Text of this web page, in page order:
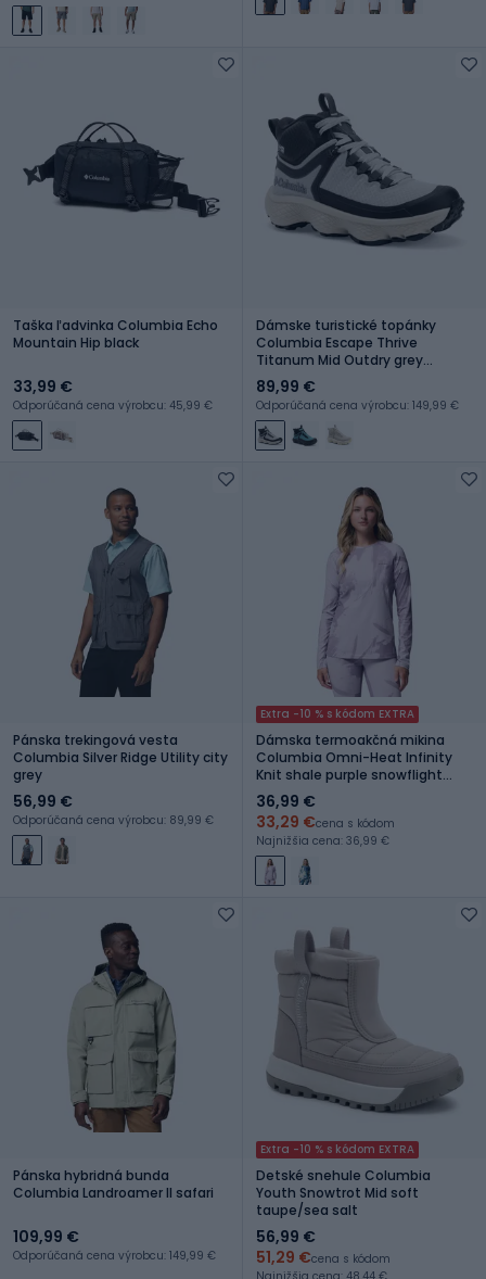
Taška ľadvinka Columbia Echo
Mountain Hip black
33,99 €
Odporúčaná cena výrobcu: 45,99 €
Dámske turistické topánky
Columbia Escape Thrive
Titanum Mid Outdry grey
ice/dark grey
89,99 €
Odporúčaná cena výrobcu: 149,99 €
Pánska trekingová vesta
Columbia Silver Ridge Utility city
grey
56,99 €
Odporúčaná cena výrobcu: 89,99 €
Extra -10 % s kódom EXTRA
Dámska termoakčná mikina
Columbia Omni-Heat Infinity
Knit shale purple snowflight
tonal
36,99 €
33,29 €cena s kódom
Najnižšia cena: 36,99 €
Pánska hybridná bunda
Columbia Landroamer II safari
109,99 €
Odporúčaná cena výrobcu: 149,99 €
Extra -10 % s kódom EXTRA
Detské snehule Columbia
Youth Snowtrot Mid soft
taupe/sea salt
56,99 €
51,29 €cena s kódom